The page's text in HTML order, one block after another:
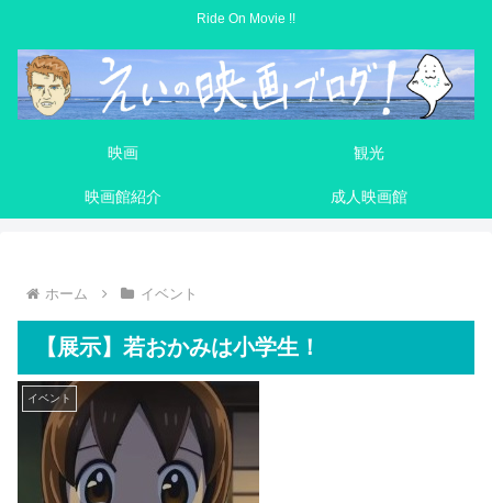
Ride On Movie !!
映画 観光
映画館紹介 成人映画館
ホーム イベント
【展示】若おかみは小学生！
イベント